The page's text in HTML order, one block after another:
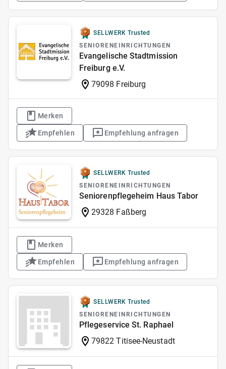
SELLWERK Trusted
SENIORENEINRICHTUNGEN
Evangelische Stadtmission
Freiburg e.V.
79098 Freiburg
Merken
Empfehlen Empfehlung anfragen
SELLWERK Trusted
SENIORENEINRICHTUNGEN
Seniorenpflegeheim Haus Tabor
29328 Faßberg
Merken
Empfehlen Empfehlung anfragen
SELLWERK Trusted
SENIORENEINRICHTUNGEN
Pflegeservice St. Raphael
79822 Titisee-Neustadt